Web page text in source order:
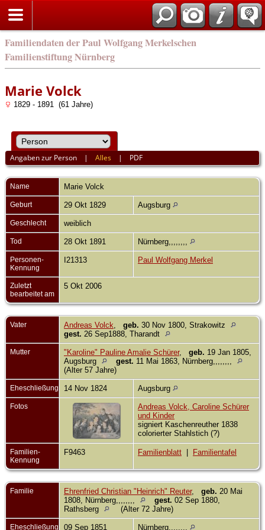
Familiendaten der Paul Wolfgang Merkelschen
Familienstiftung Nürnberg
Marie Volck
1829 - 1891 (61 Jahre)
Angaben zur Person |Alles | PDF
Name Marie Volck
Geburt 29 Okt 1829 Augsburg
Geschlecht weiblich
Tod 28 Okt 1891 Nürnberg,,,,,,,,
Personen-
Kennung
I21313 Paul Wolfgang Merkel
Zuletzt
bearbeitet am
5 Okt 2006
Vater Andreas Volck geb. 30 Nov 1800, Strakowitz
gest. 26 Sep1888, Tharandt
Mutter "Karoline" Pauline Amalie Schürer, geb. 19 Jan 1805,
Augsburg
gest. 11 Mai 1863, Nürnberg,,,,,,,,
(Alter 57 Jahre)
Eheschließung 14 Nov 1824 Augsburg
Fotos
Andreas Volck, Caroline Schürer
und Kinder
signiert Kaschenreuther 1838
colorierter Stahlstich (?)
Familien-
Kennung
F9463 Familienblatt Familientafel
Familie Ehrenfried Christian "Heinrich" Reuter, geb. 20 Mai
1808, Nürnberg,,,,,,,,
gest. 02 Sep 1880,
Rathsberg
(Alter 72 Jahre)
Eheschließung 09 Sep 1851 Nürnberg,,,,,,,,